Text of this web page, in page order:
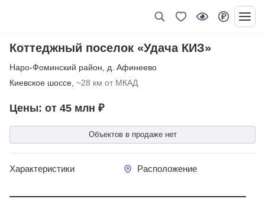
Коттеджный поселок «Удача КИЗ»
Наро-Фоминский район
д. Афинеево
Киевское шоссе, ~28 км от МКАД
Объектов в продаже нет
Цены: от 45 млн ₽
Характеристики Расположение